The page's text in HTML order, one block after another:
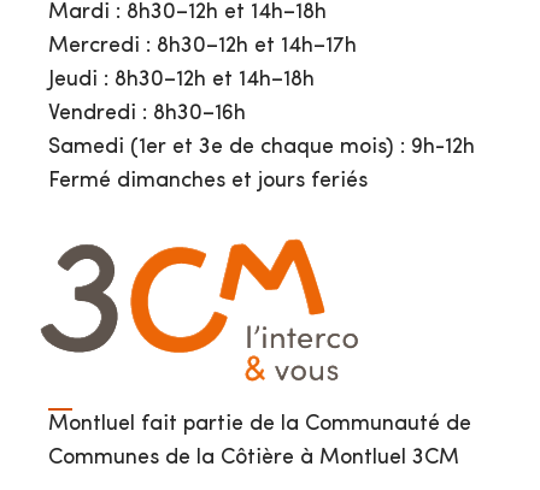
Mardi : 8h30–12h et 14h–18h
Mercredi : 8h30–12h et 14h–17h
Jeudi : 8h30–12h et 14h–18h
Vendredi : 8h30–16h
Samedi (1er et 3e de chaque mois) : 9h-12h
Fermé dimanches et jours feriés
Montluel fait partie de la Communauté de
Communes de la Côtière à Montluel 3CM